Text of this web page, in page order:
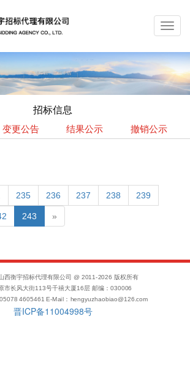
招标信息
变更公告 结果公示 撤销公示
235 236 237 238 239
243 »
西衡宇招标代理有限公司 @ 2011-2026 版权所有
市长风大街113号千禧大厦16层 邮编：030006
4605461 E-Mail：hengyuzhaobiao@126.com
晋ICP备11004998号